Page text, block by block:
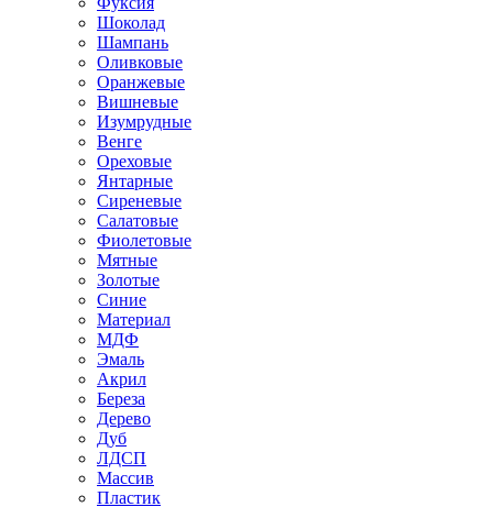
Шоколад
Шампань
Оливковые
Оранжевые
Вишневые
Изумрудные
Венге
Ореховые
Янтарные
Сиреневые
Салатовые
Фиолетовые
Мятные
Золотые
Синие
Материал
МДФ
Эмаль
Акрил
Береза
Дерево
Дуб
ЛДСП
Массив
Пластик